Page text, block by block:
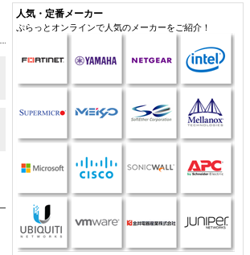
人気・定番メーカー
ぷらっとオンラインで人気のメーカーをご紹介！